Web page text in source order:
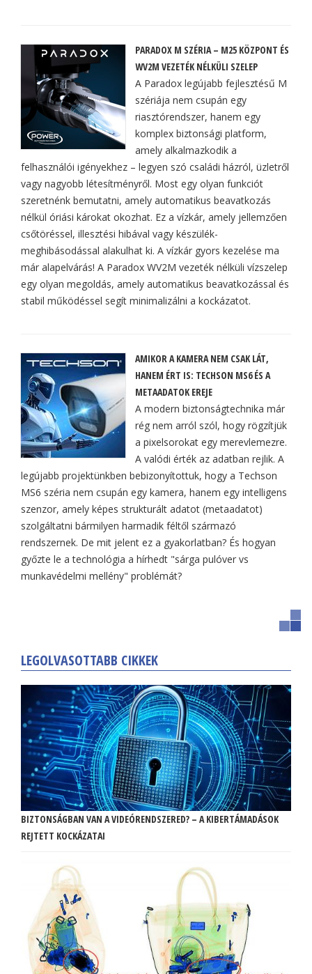
PARADOX M SZÉRIA – M25 KÖZPONT ÉS
WV2M VEZETÉK NÉLKÜLI SZELEP
A Paradox legújabb fejlesztésű M
szériája nem csupán egy
riasztórendszer, hanem egy
komplex biztonsági platform,
amely alkalmazkodik a
felhasználói igényekhez – legyen szó családi házról, üzletről
vagy nagyobb létesítményről. Most egy olyan funkciót
szeretnénk bemutatni, amely automatikus beavatkozás
nélkül óriási károkat okozhat. Ez a vízkár, amely jellemzően
csőtöréssel, illesztési hibával vagy készülék-
meghibásodással alakulhat ki. A vízkár gyors kezelése ma
már alapelvárás! A Paradox WV2M vezeték nélküli vízszelep
egy olyan megoldás, amely automatikus beavatkozással és
stabil működéssel segít minimalizálni a kockázatot.
AMIKOR A KAMERA NEM CSAK LÁT,
HANEM ÉRT IS: TECHSON MS6 ÉS A
METAADATOK EREJE
A modern biztonságtechnika már
rég nem arról szól, hogy rögzítjük
a pixelsorokat egy merevlemezre.
A valódi érték az adatban rejlik. A
legújabb projektünkben bebizonyítottuk, hogy a Techson
MS6 széria nem csupán egy kamera, hanem egy intelligens
szenzor, amely képes strukturált adatot (metaadatot)
szolgáltatni bármilyen harmadik féltől származó
rendszernek. De mit jelent ez a gyakorlatban? És hogyan
győzte le a technológia a hírhedt "sárga pulóver vs
munkavédelmi mellény" problémát?
LEGOLVASOTTABB CIKKEK
BIZTONSÁGBAN VAN A VIDEÓRENDSZERED? – A KIBERTÁMADÁSOK
REJTETT KOCKÁZATAI